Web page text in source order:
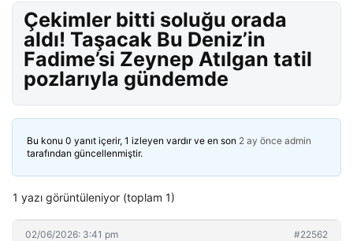
Çekimler bitti soluğu orada
aldı! Taşacak Bu Deniz’in
Fadime’si Zeynep Atılgan tatil
pozlarıyla gündemde
Bu konu 0 yanıt içerir, 1 izleyen vardır ve en son 2 ay önce admin
tarafından güncellenmiştir.
1 yazı görüntüleniyor (toplam 1)
02/06/2026: 3:41 pm #22562